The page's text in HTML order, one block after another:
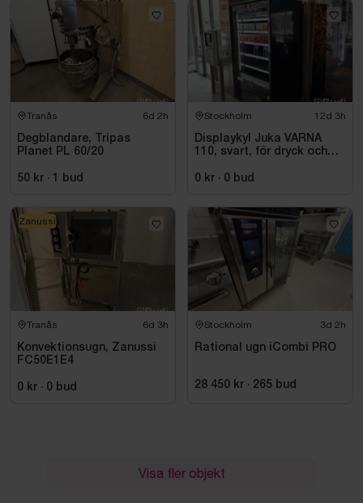
Tranås 6d 2h
Degblandare, Tripas
Planet PL 60/20
50 kr · bud
Stockholm 12d 3h
Displaykyl Juka VARNA
110, svart, för dryck och
0 kr · 0 bud
Tranås 6d 3h
Konvektionsugn, Zanussi
FC50E1E4
0 kr · 0 bud
Zanussi
Stockholm 3d 2h
Rational ugn iCombi PRO
28 450 kr · 265 bud
Visa fler objekt